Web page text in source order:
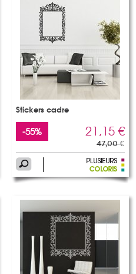
Stickers cadre
-55% 21,15 €
47,00 €